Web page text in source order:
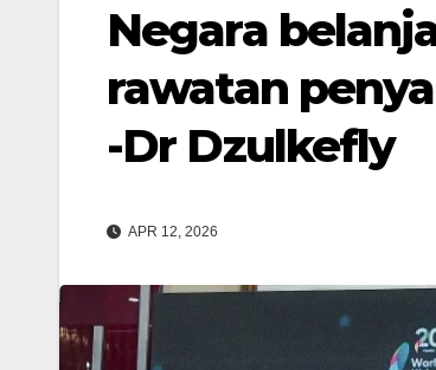
Negara
rawatan
-Dr Dzulkefly
APR 12, 2026